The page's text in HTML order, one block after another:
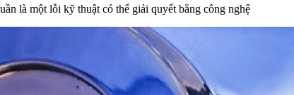
là một lỗi kỹ thuật có thể giải quyết bằng công nghệ